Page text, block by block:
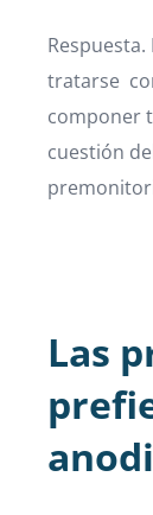
tratarse
componer
cuestión
Las